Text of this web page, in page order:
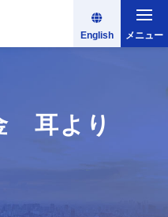
English メニュー
耳より